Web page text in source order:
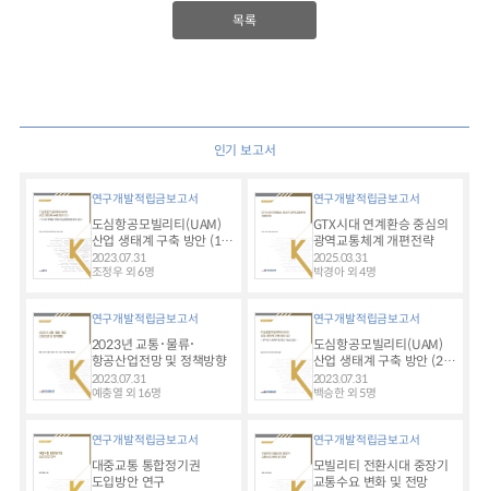
목록
인기 보고서
연구개발적립금보고서
도심항공모빌리티(UAM)
산업 생태계 구축 방안 (1) -
다수단 연계를 고려한
도심항공교통 도입 방안 -
2023.07.31
조정우 외 6명
연구개발적립금보고서
GTX시대 연계환승 중심의
광역교통체계 개편전략
2025.03.31
박경아 외 4명
연구개발적립금보고서
2023년 교통･물류･
항공산업전망 및 정책방향
2023.07.31
예충열 외 16명
연구개발적립금보고서
도심항공모빌리티(UAM)
산업 생태계 구축 방안 (2) -
SP기반 수요예측 및 확장
가능성 검토 -
2023.07.31
백승한 외 5명
연구개발적립금보고서
대중교통 통합정기권
도입방안 연구
연구개발적립금보고서
모빌리티 전환시대 중장기
교통수요 변화 및 전망